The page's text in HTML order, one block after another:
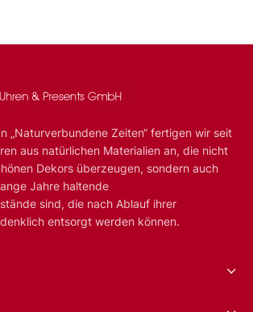
„Naturverbundene Zeiten“ fertigen wir seit
aus natürlichen Materialien an, die nicht
Dekors überzeugen, sondern auch
Jahre haltende
sind, die nach Ablauf ihrer
entsorgt werden können.